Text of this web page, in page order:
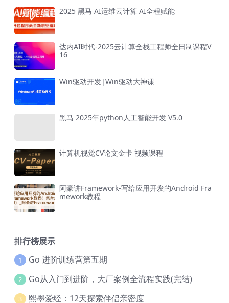
2025 黑马 AI运维云计算 AI全程赋能
达内AI时代-2025云计算全栈工程师全日制课程V
16
Win驱动开发|Win驱动大神课
黑马 2025年python人工智能开发 V5.0
计算机视觉CV论文金卡 视频课程
阿豪讲Framework-写给应用开发的Android Fra
mework教程
排行榜展示
1 Go 进阶训练营第五期
2 Go从入门到进阶，大厂案例全流程实践(完结)
3 熙墨爱经：12天探索伴侣亲密度